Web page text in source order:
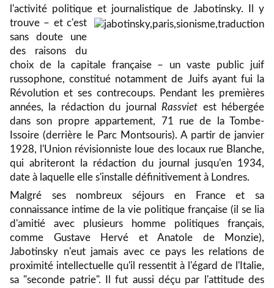
l'activité politique et journalistique de Jabotinsky. Il y
trouve – et c'est
sans doute une
des raisons du
choix de la capitale française – un vaste public juif
russophone, constitué notamment de Juifs ayant fui la
Révolution et ses contrecoups. Pendant les premières
années, la rédaction du journal Rassviet est hébergée
dans son propre appartement, 71 rue de la Tombe-
Issoire (derrière le Parc Montsouris). A partir de janvier
1928, l'Union révisionniste loue des locaux rue Blanche,
qui abriteront la rédaction du journal jusqu'en 1934,
date à laquelle elle s'installe définitivement à Londres.
Malgré ses nombreux séjours en France et sa
connaissance intime de la vie politique française (il se lia
d'amitié avec plusieurs homme politiques français,
comme Gustave Hervé et Anatole de Monzie),
Jabotinsky n'eut jamais avec ce pays les relations de
proximité intellectuelle qu'il ressentit à l'égard de l'Italie,
sa "seconde patrie". Il fut aussi déçu par l'attitude des